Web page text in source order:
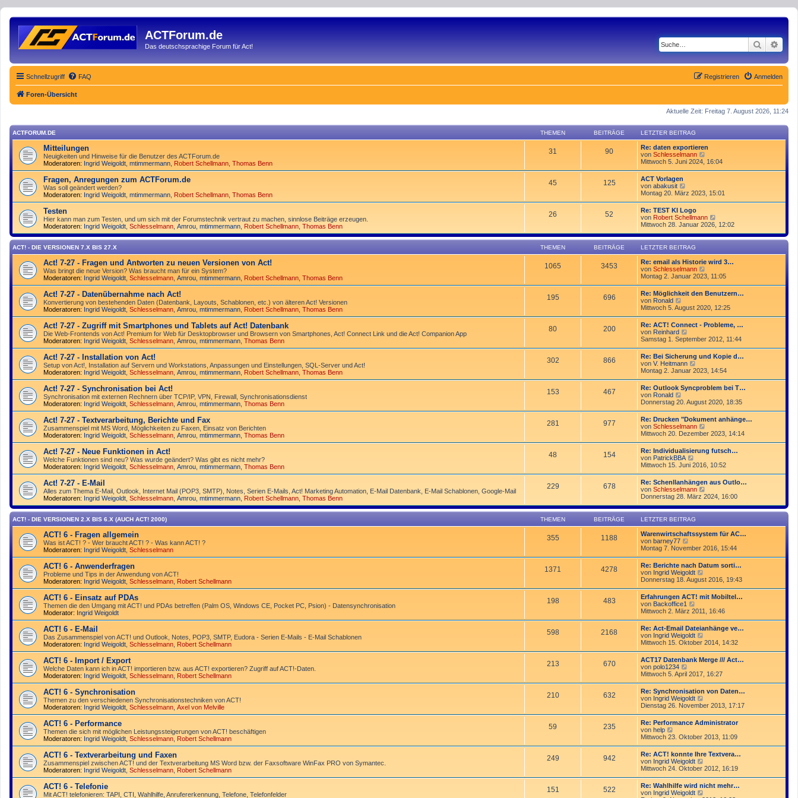
ACTForum.de
Das deutschsprachige Forum für Act! Suche
Schnellzugriff FAQ Anmelden
Registrieren
Foren-Übersicht
Aktuelle Zeit: Freitag 7. August 2026, 11:24
ACTFORUM.DE THEMEN BEITRÄGE LETZTER BEITRAG
Mitteilungen
Neuigkeiten und Hinweise für die Benutzer des ACTForum.de
Moderatoren: Ingrid Weigoldt mtimmermann Robert Schellmann Thomas Benn
31 90
Re: daten exportieren
von Schlesselmann
e
e
r
e
i
t
r
g
Mittwoch 5. Juni 2024, 16:04
Fragen, Anregungen zum ACTForum.de
Was soll geändert werden?
Moderatoren: Ingrid Weigoldt mtimmermann Robert Schellmann Thomas Benn
45 125
ACT Vorlagen
von abakusit
e
s
t
e
r
B
e
i
t
r
a
g
Montag 20. März 2023, 15:01
Testen
Hier kann man zum Testen, und um sich mit der Forumstechnik vertraut zu machen, sinnlose Beiträge erzeugen.
Moderatoren: Ingrid Weigoldt Schlesselmann Amrou mtimmermann Robert Schellmann Thomas Benn
26 52
Re: TEST KI Logo
von Robert Schellmann
e
e
e
r
B
e
i
t
a
g
Mittwoch 28. Januar 2026, 12:02
ACT! - DIE VERSIONEN 7.X BIS 27.X THEMEN BEITRÄGE LETZTER BEITRAG
Act! 7-27 - Fragen und Antworten zu neuen Versionen von Act!
Was bringt die neue Version? Was braucht man für ein System?
Moderatoren: Ingrid Weigoldt Schlesselmann Amrou mtimmermann Robert Schellmann Thomas Benn
1065 3453
Re: email als Historie wird 3…
von Schlesselmann
e
e
s
t
e
r
B
i
t
r
a
g
Montag 2. Januar 2023, 11:05
Act! 7-27 - Datenübernahme nach Act!
Konvertierung von bestehenden Daten (Datenbank, Layouts, Schablonen, etc.) von älteren Act! Versionen
Moderatoren: Ingrid Weigoldt Schlesselmann Amrou mtimmermann Robert Schellmann Thomas Benn
195 696
Re: Möglichkeit den Benutzern…
von Ronald
e
s
t
e
r
B
e
i
t
r
a
g
Mittwoch 5. August 2020, 12:25
Act! 7-27 - Zugriff mit Smart­phones und Tablets auf Act! Datenbank
Die Web-Frontends von Act! Premium for Web für Desktop­browser und Browsern von Smart­phones, Act! Connect Link und die Act! Companion App
Moderatoren: Ingrid Weigoldt Schlesselmann Amrou mtimmermann Thomas Benn
80 200
Re: ACT! Connect - Probleme, …
von Reinhard
e
s
e
r
B
i
t
r
a
g
Samstag 1. September 2012, 11:44
Act! 7-27 - Installation von Act!
Setup von Act!, Installation auf Servern und Workstations, Anpassungen und Einstellungen, SQL-Server und Act!
Moderatoren: Ingrid Weigoldt Schlesselmann Amrou mtimmermann Robert Schellmann Thomas Benn
302 866
Re: Bei Sicherung und Kopie d…
von V. Heitmann
e
s
e
r
B
e
i
t
r
a
g
Montag 2. Januar 2023, 14:54
Act! 7-27 - Synchronisation bei Act!
Synchro­nisation mit externen Rechnern über TCP/IP, VPN, Firewall, Synchroni­sations­dienst
Moderatoren: Ingrid Weigoldt Schlesselmann Amrou mtimmermann Thomas Benn
153 467
Re: Outlook Syncproblem bei T…
von Ronald
e
e
s
t
e
r
B
e
i
t
r
a
g
Donnerstag 20. August 2020, 18:35
Act! 7-27 - Text­­ver­arbei­tung, Berichte und Fax
Zusammenspiel mit MS Word, Möglichkeiten zu Faxen, Einsatz von Berichten
Moderatoren: Ingrid Weigoldt Schlesselmann Amrou mtimmermann Thomas Benn
281 977
Re: Drucken "Dokument anhänge…
von Schlesselmann
e
s
t
e
r
B
i
t
r
g
Mittwoch 20. Dezember 2023, 14:14
Act! 7-27 - Neue Funktionen in Act!
Welche Funktionen sind neu? Was wurde geändert? Was gibt es nicht mehr?
Moderatoren: Ingrid Weigoldt Schlesselmann Amrou mtimmermann Thomas Benn
48 154
Re: Individualisierung futsch…
von PatrickBBA
e
s
t
e
r
B
e
i
t
a
g
Mittwoch 15. Juni 2016, 10:52
Act! 7-27 - E-Mail
Alles zum Thema E-Mail, Outlook, Internet Mail (POP3, SMTP), Notes, Serien E-Mails, Act! Marketing Automation, E-Mail Datenbank, E-Mail Schablonen, Google-Mail
Moderatoren: Ingrid Weigoldt Schlesselmann Amrou mtimmermann Robert Schellmann Thomas Benn
229 678
Re: Schenllanhängen aus Outlo…
von Schlesselmann
e
e
e
r
B
e
i
t
a
g
Donnerstag 28. März 2024, 16:00
ACT! - DIE VERSIONEN 2.X BIS 6.X (AUCH ACT! 2000) THEMEN BEITRÄGE LETZTER BEITRAG
ACT! 6 - Fragen allgemein
Was ist ACT! ? - Wer braucht ACT! ? - Was kann ACT! ?
Moderatoren: Ingrid Weigoldt Schlesselmann
355 1188
Warenwirtschaftssystem für AC…
von barney77
e
e
s
t
e
r
B
e
i
t
r
a
g
Montag 7. November 2016, 15:44
ACT! 6 - Anwender­fragen
Probleme und Tips in der Anwendung von ACT!
Moderatoren: Ingrid Weigoldt Schlesselmann Robert Schellmann
1371 4278
Re: Berichte nach Datum sorti…
von Ingrid Weigoldt
e
e
s
t
e
r
B
i
t
r
a
g
Donnerstag 18. August 2016, 19:43
ACT! 6 - Einsatz auf PDAs
Themen die den Umgang mit ACT! und PDAs betreffen (Palm OS, Windows CE, Pocket PC, Psion) - Datensynchronisation
Moderator: Ingrid Weigoldt
198 483
Erfahrungen ACT! mit Mobiltel…
von Backoffice1
e
s
e
r
B
i
t
r
a
g
Mittwoch 2. März 2011, 16:46
ACT! 6 - E-Mail
Das Zusammen­spiel von ACT! und Outlook, Notes, POP3, SMTP, Eudora - Serien E-Mails - E-Mail Schablonen
Moderatoren: Ingrid Weigoldt Schlesselmann Robert Schellmann
598 2168
Re: Act-Email Dateianhänge ve…
von Ingrid Weigoldt
e
e
s
e
r
B
i
t
r
a
g
Mittwoch 15. Oktober 2014, 14:32
ACT! 6 - Import / Export
Welche Daten kann ich in ACT! importieren bzw. aus ACT! exportieren? Zugriff auf ACT!-Daten.
Moderatoren: Ingrid Weigoldt Schlesselmann Robert Schellmann
213 670
ACT17 Datenbank Merge /// Act…
von polo1234
e
s
t
e
r
B
i
t
r
a
g
Mittwoch 5. April 2017, 16:27
ACT! 6 - Synchro­nisation
Themen zu den verschiedenen Synchro­nisations­­techniken von ACT!
Moderatoren: Ingrid Weigoldt Schlesselmann Axel von Melville
210 632
Re: Synchronisation von Daten…
von Ingrid Weigoldt
e
s
t
e
r
B
i
t
r
a
Dienstag 26. November 2013, 17:17
ACT! 6 - Performance
Themen die sich mit möglichen Leistungssteigerungen von ACT! beschäftigen
Moderatoren: Ingrid Weigoldt Schlesselmann Robert Schellmann
59 235
Re: Performance Administrator
von help
e
s
t
e
r
B
e
Mittwoch 23. Oktober 2013, 11:09
ACT! 6 - Textverarbeitung und Faxen
Zusammenspiel zwischen ACT! und der Textverarbeitung MS Word bzw. der Faxsoftware WinFax PRO von Symantec.
Moderatoren: Ingrid Weigoldt Schlesselmann Robert Schellmann
249 942
Re: ACT! konnte Ihre Textvera…
von Ingrid Weigoldt
e
e
s
t
Mittwoch 24. Oktober 2012, 16:19
ACT! 6 - Telefonie
Mit ACT! telefonieren: TAPI, CTI, Wahlhilfe, Anrufererkennung, Telefone, Telefonfelder
151 522
Re: Wahlhilfe wird nicht mehr…
von Ingrid Weigoldt